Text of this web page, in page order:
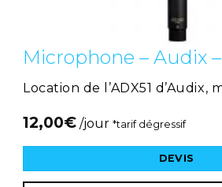
Microphone – Audix –
Location de l’ADX51 d’Audix,
12,00€ /jour *tarif dégressif
DEVIS